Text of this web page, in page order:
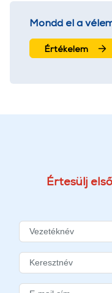
Mondd el a
Értékelem
Értesülj